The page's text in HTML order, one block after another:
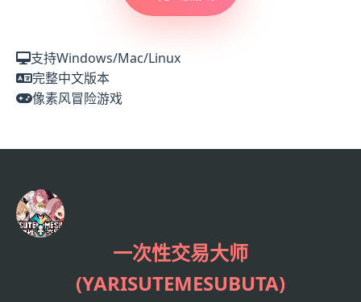
支持Windows/Mac/Linux
完整中文版本
像素风冒险游戏
一次性交易大师
(YARISUTEMESUBUTA)